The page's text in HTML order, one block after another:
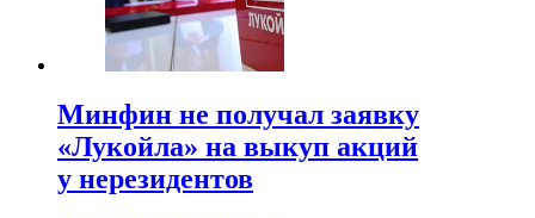
Минфин не получал заявку
«Лукойла» на выкуп акций
у нерезидентов